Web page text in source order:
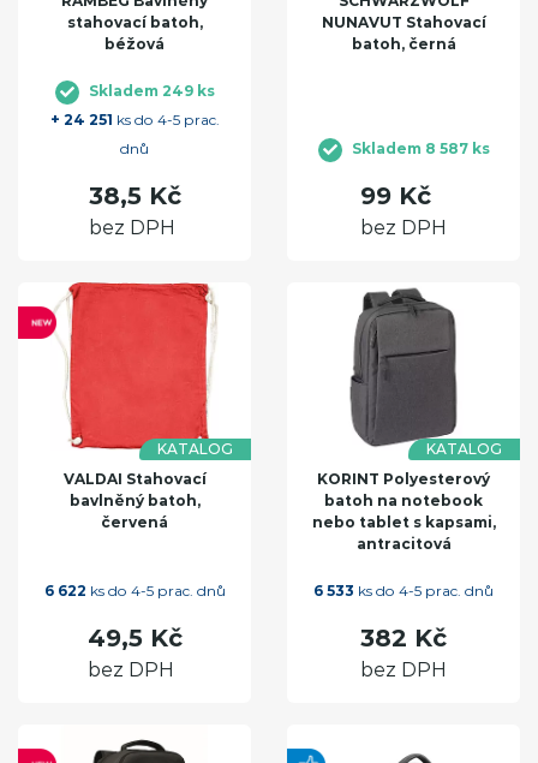
stahovací batoh,
béžová
Skladem 249 ks
+ 24 251 ks do 4-5 prac.
dnů
38,5 Kč
bez DPH
NUNAVUT Stahovací
batoh, černá
Skladem 8 587 ks
99 Kč
bez DPH
KATALOG
VALDAI Stahovací
bavlněný batoh,
červená
6 622 ks do 4-5 prac. dnů
49,5 Kč
bez DPH
KATALOG
KORINT Polyesterový
batoh na notebook
nebo tablet s kapsami,
antracitová
6 533 ks do 4-5 prac. dnů
382 Kč
bez DPH